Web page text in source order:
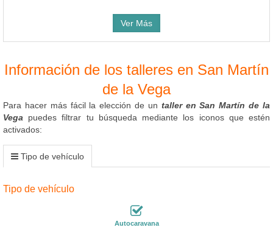
Ver Más
Información de los talleres en San Martín
de la Vega
Para hacer más fácil la elección de un taller en San Martín de la
Vega puedes filtrar tu búsqueda mediante los iconos que estén
activados:
Tipo de vehículo
Tipo de vehículo
Autocaravana